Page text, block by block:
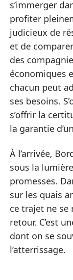
s’immerger
profiter
judicieux de
et de
des
économiques
chacun peut
ses besoins.
s’offrir la
la garantie
À l’arrivée,
sous la
promesses.
sur les quais
ce trajet ne se
retour. C’est
dont on se
l’atterrissage.